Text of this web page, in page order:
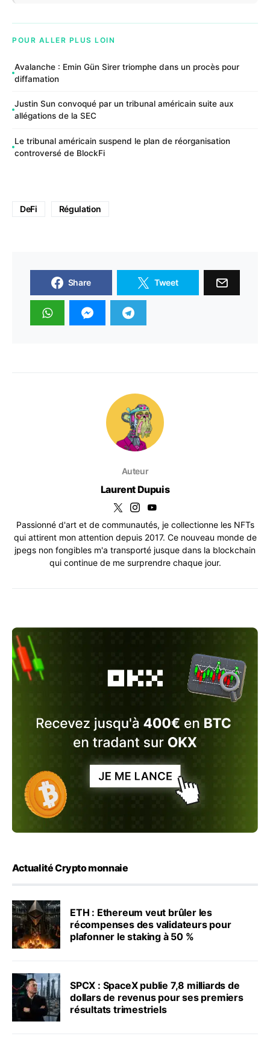
POUR ALLER PLUS LOIN
Avalanche : Emin Gün Sirer triomphe dans un procès pour
diffamation
Justin Sun convoqué par un tribunal américain suite aux
allégations de la SEC
Le tribunal américain suspend le plan de réorganisation
controversé de BlockFi
DeFi Régulation
Share Tweet
Auteur
Laurent Dupuis
Passionné d'art et de communautés, je collectionne les NFTs
qui attirent mon attention depuis 2017. Ce nouveau monde de
jpegs non fongibles m'a transporté jusque dans la blockchain
qui continue de me surprendre chaque jour.
Actualité Crypto monnaie
ETH : Ethereum veut brûler les
récompenses des validateurs pour
plafonner le staking à 50 %
SPCX : SpaceX publie 7,8 milliards de
dollars de revenus pour ses premiers
résultats trimestriels